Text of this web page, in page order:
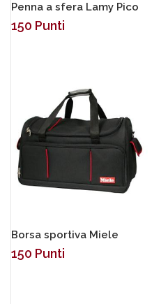
Penna a sfera Lamy Pico
150 Punti
Borsa sportiva Miele
150 Punti